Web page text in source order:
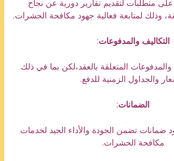
متطلبات لتقديم تقارير دورية عن نجاح
وذلك لمتابعة فعالية جهود مكافحة الحشرات.
التكاليف والمدفوعات:
والمدفوعات المتعلقة بالعقد،لكن بما في ذلك
والجداول الزمنية للدفع.
الضمانات:
ضمانات تضمن الجودة والأداء الجيد لخدمات
مكافحة الحشرات.